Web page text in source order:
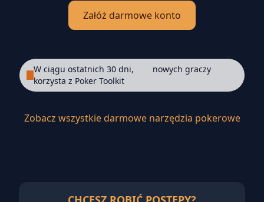
Załóż darmowe konto
W ciągu ostatnich 30 dni,
nowych graczy
korzysta z Poker Toolkit
Zobacz wszystkie darmowe narzędzia pokerowe